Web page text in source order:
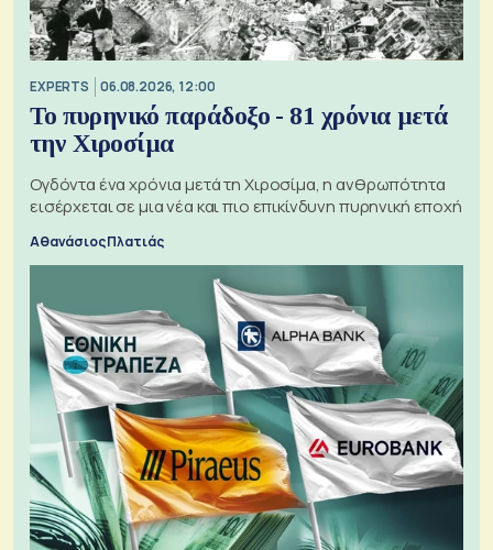
EXPERTS 06.08.2026, 12:00
Το πυρηνικό παράδοξο - 81 χρόνια μετά
την Χιροσίμα
Ογδόντα ένα χρόνια μετά τη Χιροσίμα, η ανθρωπότητα
εισέρχεται σε μια νέα και πιο επικίνδυνη πυρηνική εποχή
Αθανάσιος Πλατιάς